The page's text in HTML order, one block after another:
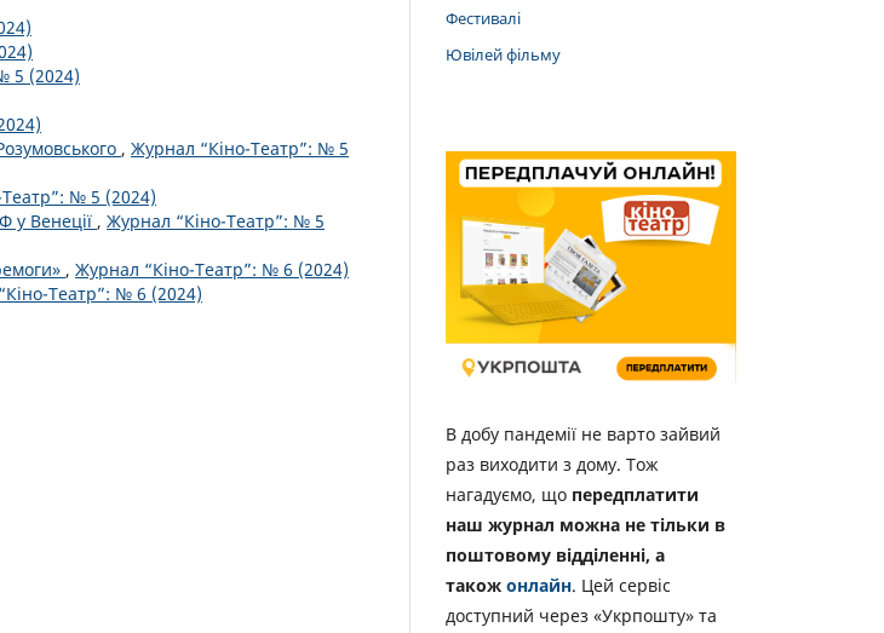
5 (2024)
, Журнал “Кіно-Театр”: № 5
№ 5 (2024)
у Венеції , Журнал “Кіно-Театр”: № 5
, Журнал “Кіно-Театр”: № 6 (2024)
Театр”: № 6 (2024)
Фестивалі
Ювілей фільму
В добу пандемії не варто зайвий
раз виходити з дому. Тож
нагадуємо, що передплатити
наш журнал можна не тільки в
поштовому відділенні, а
також онлайн. Цей сервіс
доступний через «Укрпошту» та